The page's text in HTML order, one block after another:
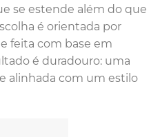
se estende além do que
é orientada por
feita com base em
é duradouro: uma
alinhada com um estilo